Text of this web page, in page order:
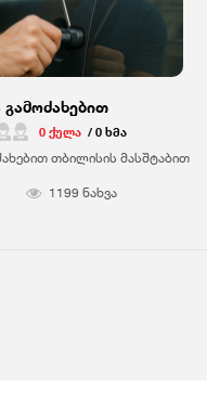
გამოძახებით
0 ქულა / 0 ხმა
თბილისის მასშტაბით
1199 ნახვა